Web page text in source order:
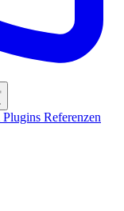
Plugins Referenzen